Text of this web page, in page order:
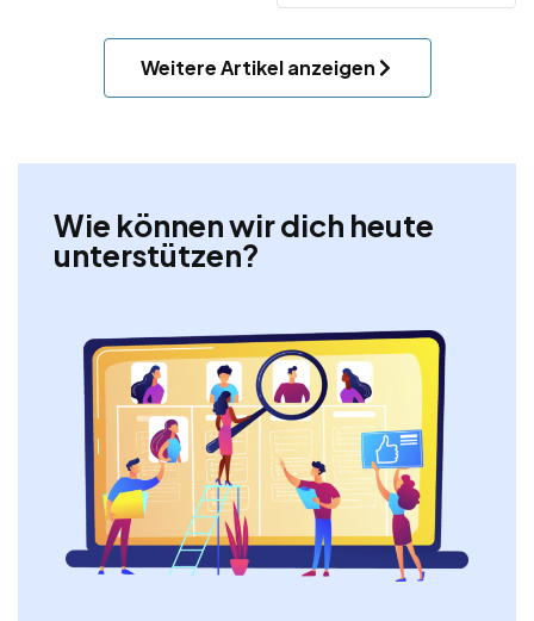
Weitere Artikel anzeigen
Wie können wir dich heute
unterstützen?